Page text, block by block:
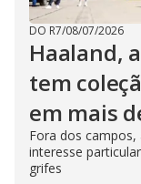
DO R7/08/07/2026
Haaland,
tem
em mais
Fora dos
interesse
grifes